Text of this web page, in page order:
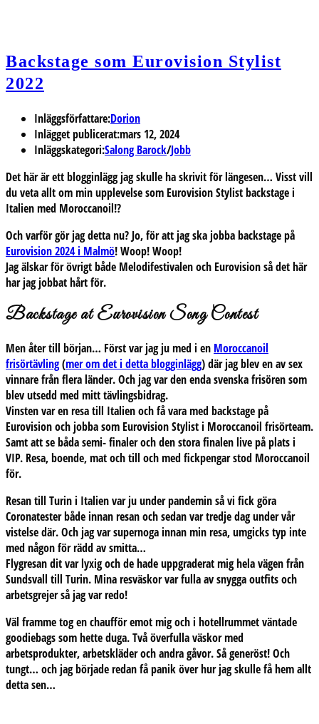
Backstage som Eurovision Stylist
2022
Inläggsförfattare:Dorion
Inlägget publicerat:mars 12, 2024
Inläggskategori:Salong Barock/Jobb
Det här är ett blogginlägg jag skulle ha skrivit för längesen… Visst vill
du veta allt om min upplevelse som Eurovision Stylist backstage i
Italien med Moroccanoil!?
Och varför gör jag detta nu? Jo, för att jag ska jobba backstage på
Eurovision 2024 i Malmö! Woop! Woop!
Jag älskar för övrigt både Melodifestivalen och Eurovision så det här
har jag jobbat hårt för.
Backstage at Eurovision Song Contest
Men åter till början… Först var jag ju med i en Moroccanoil
frisörtävling(mer om det i detta blogginlägg) där jag blev en av sex
vinnare från flera länder. Och jag var den enda svenska frisören som
blev utsedd med mitt tävlingsbidrag.
Vinsten var en resa till Italien och få vara med backstage på
Eurovision och jobba som Eurovision Stylist i Moroccanoil frisörteam.
Samt att se båda semi- finaler och den stora finalen live på plats i
VIP. Resa, boende, mat och till och med fickpengar stod Moroccanoil
för.
Resan till Turin i Italien var ju under pandemin så vi fick göra
Coronatester både innan resan och sedan var tredje dag under vår
vistelse där. Och jag var supernoga innan min resa, umgicks typ inte
med någon för rädd av smitta…
Flygresan dit var lyxig och de hade uppgraderat mig hela vägen från
Sundsvall till Turin. Mina resväskor var fulla av snygga outfits och
arbetsgrejer så jag var redo!
Väl framme tog en chaufför emot mig och i hotellrummet väntade
goodiebags som hette duga. Två överfulla väskor med
arbetsprodukter, arbetskläder och andra gåvor. Så generöst! Och
tungt… och jag började redan få panik över hur jag skulle få hem allt
detta sen…